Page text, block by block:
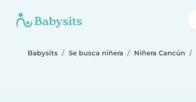
Babysits Se busca niñera Niñera Cancún